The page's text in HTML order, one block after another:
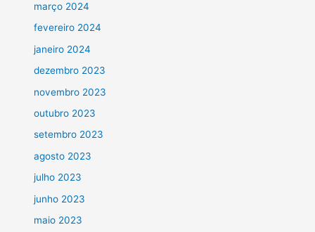
março 2024
fevereiro 2024
janeiro 2024
dezembro 2023
novembro 2023
outubro 2023
setembro 2023
agosto 2023
julho 2023
junho 2023
maio 2023